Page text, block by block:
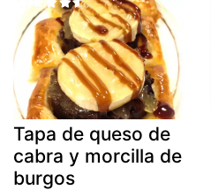
Tapa de queso de
cabra y morcilla de
burgos